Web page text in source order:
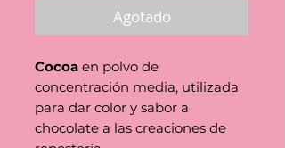
Agotado
Cocoa en polvo de
concentración media, utilizada
para dar color y sabor a
chocolate a las creaciones de